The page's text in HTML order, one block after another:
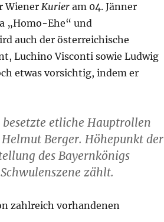
Wiener Kurier am 04. Jänner
„Homo-Ehe“ und
auch der österreichische
Luchino Visconti sowie Ludwig
etwas vorsichtig, indem er
besetzte etliche Hauptrollen
Berger. Höhepunkt der
des Bayernkönigs
zählt.
zahlreich vorhandenen